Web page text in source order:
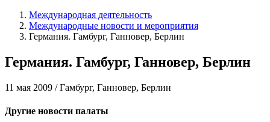
Международная деятельность
Международные новости и мероприятия
Германия. Гамбург, Ганновер, Берлин
Германия. Гамбург, Ганновер, Берлин
11 мая 2009 / Гамбург, Ганновер, Берлин
Другие новости палаты